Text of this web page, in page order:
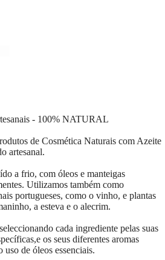
- 100% NATURAL
de Cosmética Naturais com Azeite
artesanal.
a frio, com óleos e manteigas
Utilizamos também como
portugueses, como o vinho, e plantas
a esteva e o alecrim.
cada ingrediente pelas suas
os seus diferentes aromas
uso de óleos essenciais.